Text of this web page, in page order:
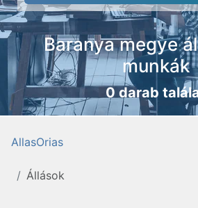
Baranya megye
munkák
0 darab
AllasOrias
Állások